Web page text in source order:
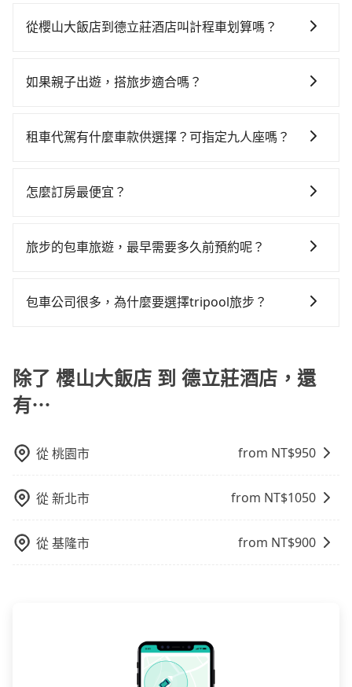
站，叫一輛計程車花費約2,600元、車程約142分鐘。抵
義站前往台北高鐵站，每人票價1,080元，再用15分鐘出
時間共4小時21分鐘，假設5位同行，高鐵加轉乘之平均
說，臨時要叫小黃的難度是雙北大城市的200倍，且櫻山
乘客是外地人便漫天喊價或恣意繞路。但如果全程使用
快5分鐘，但卻要額外支出約1,450元的交通費，所以對
共乘服務，最多可再節省50%的交通費用。
沒有半間租車公司，如果不想額外花時間搭車前往鄰近
從櫻山大飯店到德立莊酒店叫計程車划算嗎？
灣大車隊。依照里程跳錶計算，價格約為6,515~9,800元
計程車約330輛，計程車密度為雙北的0.4%，也就是說
場議價，建議最好先上網預約，以免當場被坑受騙。雖
了，改預約一輛tripool的九人座廂型車最高可省
如果親子出遊，搭旅步適合嗎？
椅及兒童用增高墊供您選購(租借300元/個)，讓您和孩子
租車代駕有什麼車款供選擇？可指定九人座嗎？
型車為主，車款品牌以豐田Toyota、福特Ford、福斯
車，百分百無菸車，乘客均有最高500萬乘客險。如果有
怎麼訂房最便宜？
OTA (online travel agent) 來完成，除了可以快速依據
會員或者使用特定的信用卡，還可以累積點數做現金回
完後預定就完成，事先不用電話確認空房，事後也不用
告知付款完畢，一切都能在網路上操作。但有些較冷門
或規模較小的飯店，有可能再多平台同時上架而發生超
在預定時要不選擇評分高、評論多的飯店，不然就是還
煩，有些時候直接打電話問的價格可能比民宿訂房網來
得便宜，但缺點就是多數要匯款並再人工確認。假如不
或者國際Airbnb都值得推薦。
旅步的包車旅遊，最早需要多久前預約呢？
提供早鳥優惠，您越早預訂就能享有更優惠的價格。所
包車公司很多，為什麼要選擇tripool旅步？
旅途安全無憂，我們的司機都是專業且可靠的職業駕
駛。關於價格，旅步官網可一鍵即時查價，所示價格絕
無隱藏費用，且還提供優於其他業者更彈性的取消政
往市區還是郊區，我們都可以為您提供最佳的旅遊體
驗。所以，如果您正在尋找一家可靠的包車公司，
tripool旅步絕對是您值得信任的不二選擇！
除了 櫻山大飯店 到 德立莊酒店，還
有⋯
從桃園市 from NT$950
從新北市 from NT$1050
從基隆市 from NT$900